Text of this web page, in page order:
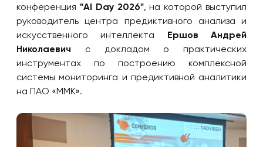
конференция "AI Day 2026", на которой выступил
руководитель центра предиктивного анализа и
искусственного интеллекта
Ершов Андрей
Николаевич c докладом о практических
инструментах по построению комплексной
системы мониторинга и предиктивной аналитики
на ПАО «ММК».